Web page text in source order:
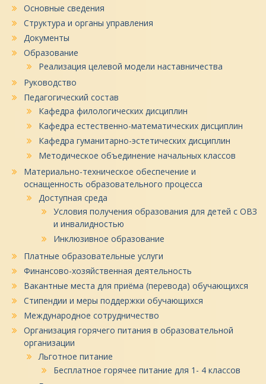
Основные сведения
Структура и органы управления
Документы
Образование
Реализация целевой модели наставничества
Руководство
Педагогический состав
Кафедра филологических дисциплин
Кафедра естественно-математических дисциплин
Кафедра гуманитарно-эстетических дисциплин
Методическое объединение начальных классов
Материально-техническое обеспечение и
оснащенность образовательного процесса
Доступная среда
Условия получения образования для детей с ОВЗ
и инвалидностью
Инклюзивное образование
Платные образовательные услуги
Финансово-хозяйственная деятельность
Вакантные места для приёма (перевода) обучающихся
Стипендии и меры поддержки обучающихся
Международное сотрудничество
Организация горячего питания в образовательной
организации
Льготное питание
Бесплатное горячее питание для 1- 4 классов